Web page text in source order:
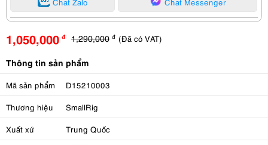
1,050,000 đ 1,290,000 đ (Đã có VAT)
Thông tin sản phẩm
Mã sản phẩm D15210003
Thương hiệu SmallRig
Xuất xứ Trung Quốc